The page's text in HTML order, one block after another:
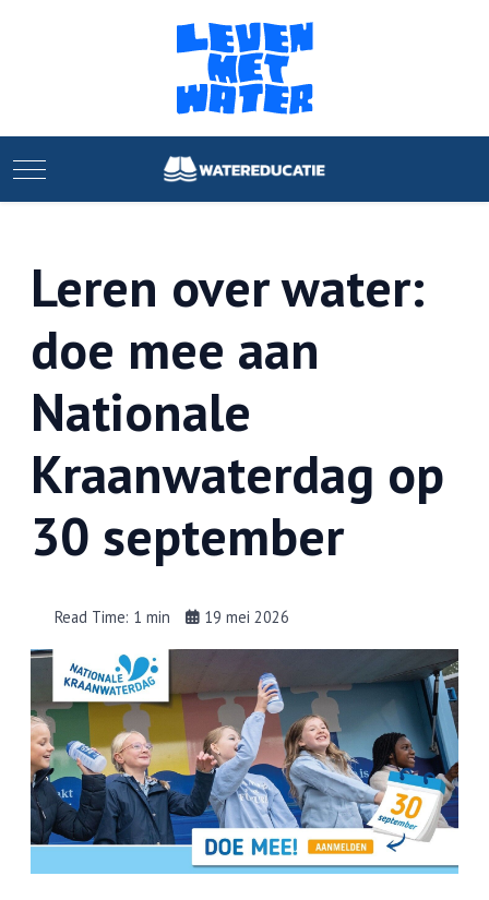
Mobile Menu Toggle
Leren over water:
doe mee aan
Nationale
Kraanwaterdag op
30 september
Read Time: 1 min 19 mei 2026